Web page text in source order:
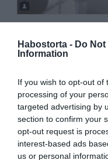
Habostorta - Do
Information
If you wish to opt-out of
processing of your
targeted advertising by
section to confirm your
opt-out request is
interest-based ads
us or personal
Hiralia nemrég a
tavasszal ismét bővül
így a születésnapján